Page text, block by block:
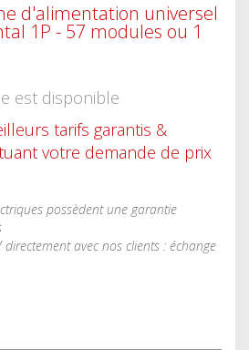
d'alimentation universel
1P - 57 modules ou 1
est disponible
tarifs garantis &
votre demande de prix
possèdent une garantie
directement avec nos clients : échange